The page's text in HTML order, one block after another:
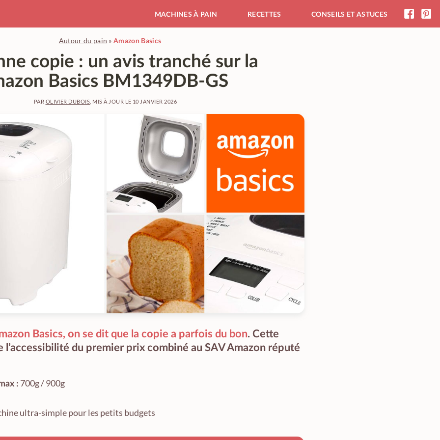
MACHINES À PAIN RECETTES CONSEILS ET ASTUCES
Autour du pain »Amazon Basics
copie : un avis tranché sur la
Basics BM1349DB-GS
PAR OLIVIER DUBOIS , MIS À JOUR LE 10 JANVIER 2026
Basics, on se dit que la copie a parfois du bon. Cette
l’accessibilité du premier prix combiné au SAV Amazon réputé
: 700g / 900g
ultra-simple pour les petits budgets